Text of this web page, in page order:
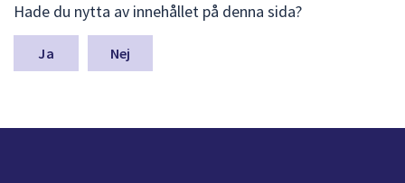
ä
m
a
n
Hade du nytta av innehållet på denna sida?
Nej